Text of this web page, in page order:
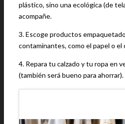
plástico, sino una ecológica (de
acompañe.
3. Escoge productos
contaminantes, como el papel o el
4. Repara tu calzado y tu ropa en
(también será bueno para ahorrar).